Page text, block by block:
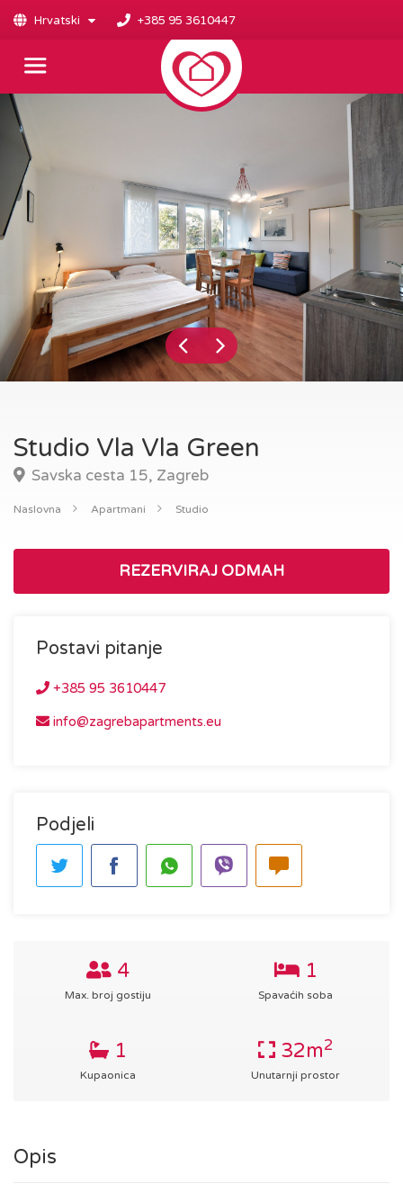
Hrvatski +385 95 3610447
Studio Vla Vla Green
Savska cesta 15, Zagreb
Naslovna Apartmani Studio
REZERVIRAJ ODMAH
Postavi pitanje
+385 95 3610447
info@zagrebapartments.eu
Podjeli
4
Max. broj gostiju
1
Spavaćih soba
1
Kupaonica
32m2
Unutarnji prostor
Opis